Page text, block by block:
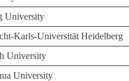
University
Karls-Universität Heidelberg
University
University